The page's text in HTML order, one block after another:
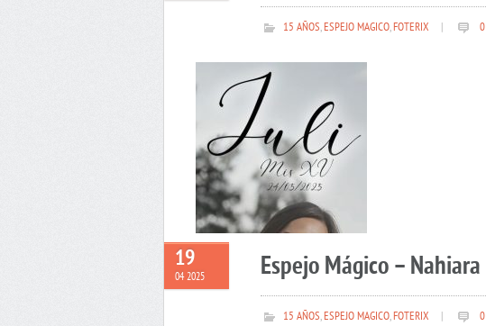
15 AÑOS,ESPEJO MAGICO,FOTERIX 0
19
04 2025 Espejo Mágico – Nahiara
15 AÑOS,ESPEJO MAGICO,FOTERIX 0